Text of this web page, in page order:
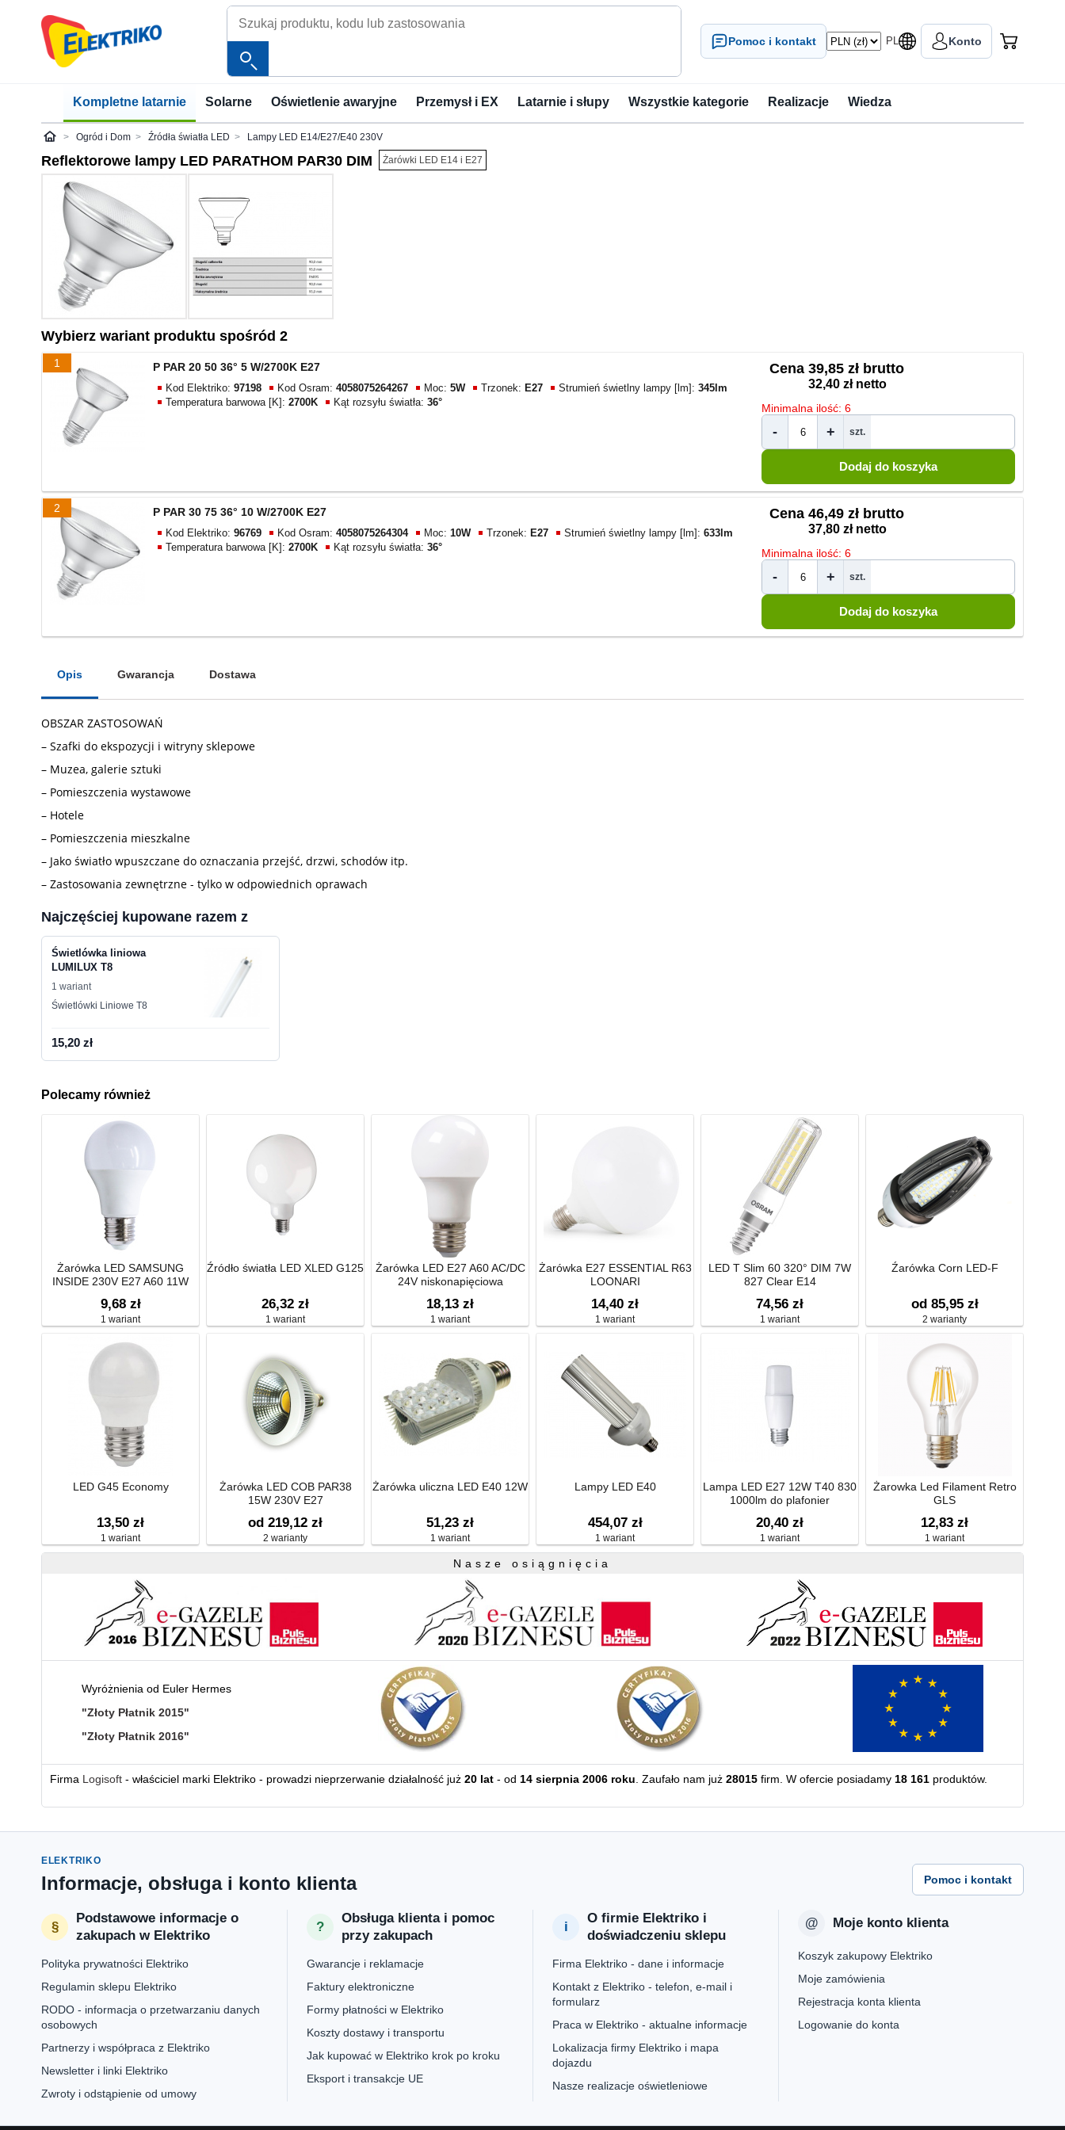
Pomoc i kontakt PL Konto
Kompletne latarnie Solarne Oświetlenie awaryjne Przemysł i EX Latarnie i słupy Wszystkie kategorie Realizacje Wiedza
ElektrikoOgród i Dom Źródła światła LED Lampy LED E14/E27/E40 230V
Reflektorowe lampy LED PARATHOM PAR30 DIM Żarówki LED E14 i E27
Wybierz wariant produktu spośród 2
1 P PAR 20 50 36° 5 W/2700K E27
Kod Elektriko: 97198 Kod Osram: 4058075264267 Moc: 5W Trzonek: E27 Strumień świetlny lampy [lm]: 345lm
Temperatura barwowa [K]: 2700K Kąt rozsyłu światła: 36°
Cena 39,85 zł brutto
32,40 zł netto
Minimalna ilość: 6
- + szt.
2 P PAR 30 75 36° 10 W/2700K E27
Kod Elektriko: 96769 Kod Osram: 4058075264304 Moc: 10W Trzonek: E27 Strumień świetlny lampy [lm]: 633lm
Temperatura barwowa [K]: 2700K Kąt rozsyłu światła: 36°
Cena 46,49 zł brutto
37,80 zł netto
Minimalna ilość: 6
- + szt.
Opis Gwarancja Dostawa
OBSZAR ZASTOSOWAŃ
– Szafki do ekspozycji i witryny sklepowe
– Muzea, galerie sztuki
– Pomieszczenia wystawowe
– Hotele
– Pomieszczenia mieszkalne
– Jako światło wpuszczane do oznaczania przejść, drzwi, schodów itp.
– Zastosowania zewnętrzne - tylko w odpowiednich oprawach
Najczęściej kupowane razem z
Świetlówka liniowa
LUMILUX T8
1 wariant
Świetlówki Liniowe T8
15,20 zł
Polecamy również
Żarówka LED SAMSUNG
INSIDE 230V E27 A60 11W
9,68 zł
1 wariant
Źródło światła LED XLED G125
26,32 zł
1 wariant
Żarówka LED E27 A60 AC/DC
24V niskonapięciowa
18,13 zł
1 wariant
Żarówka E27 ESSENTIAL R63
LOONARI
14,40 zł
1 wariant
LED T Slim 60 320° DIM 7W
827 Clear E14
74,56 zł
1 wariant
Źarówka Corn LED-F
od 85,95 zł
2 warianty
LED G45 Economy
13,50 zł
1 wariant
Żarówka LED COB PAR38
15W 230V E27
od 219,12 zł
2 warianty
Żarówka uliczna LED E40 12W
51,23 zł
1 wariant
Lampy LED E40
454,07 zł
1 wariant
Lampa LED E27 12W T40 830
1000lm do plafonier
20,40 zł
1 wariant
Żarowka Led Filament Retro
GLS
12,83 zł
1 wariant
Nasze osiągnięcia
Wyróżnienia od Euler Hermes
"Złoty Płatnik 2015"
"Złoty Płatnik 2016"
Firma Logisoft - właściciel marki Elektriko - prowadzi nieprzerwanie działalność już 20 lat - od 14 sierpnia 2006 roku. Zaufało nam już 28015 firm. W ofercie posiadamy 18 161 produktów.
ELEKTRIKO
Informacje, obsługa i konto klienta Pomoc i kontakt
Podstawowe informacje o
zakupach w Elektriko
Polityka prywatności Elektriko
Regulamin sklepu Elektriko
RODO - informacja o przetwarzaniu danych
osobowych
Partnerzy i współpraca z Elektriko
Newsletter i linki Elektriko
Zwroty i odstąpienie od umowy
Obsługa klienta i pomoc
przy zakupach
Gwarancje i reklamacje
Faktury elektroniczne
Formy płatności w Elektriko
Koszty dostawy i transportu
Jak kupować w Elektriko krok po kroku
Eksport i transakcje UE
O firmie Elektriko i
doświadczeniu sklepu
Firma Elektriko - dane i informacje
Kontakt z Elektriko - telefon, e-mail i
formularz
Praca w Elektriko - aktualne informacje
Lokalizacja firmy Elektriko i mapa
dojazdu
Nasze realizacje oświetleniowe
Moje konto klienta
Koszyk zakupowy Elektriko
Moje zamówienia
Rejestracja konta klienta
Logowanie do konta